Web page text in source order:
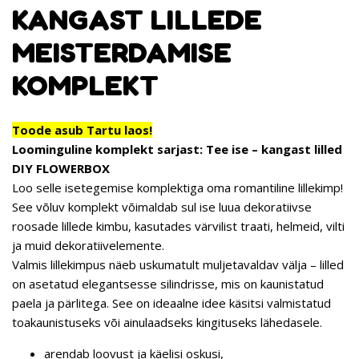
KANGAST LILLEDE
MEISTERDAMISE
KOMPLEKT
Toode asub Tartu laos!
Loominguline komplekt sarjast: Tee ise – kangast lilled
DIY FLOWERBOX
Loo selle isetegemise komplektiga oma romantiline lillekimp!
See võluv komplekt võimaldab sul ise luua dekoratiivse
roosade lillede kimbu, kasutades värvilist traati, helmeid, vilti
ja muid dekoratiivelemente.
Valmis lillekimpus näeb uskumatult muljetavaldav välja – lilled
on asetatud elegantsesse silindrisse, mis on kaunistatud
paela ja pärlitega. See on ideaalne idee käsitsi valmistatud
toakaunistuseks või ainulaadseks kingituseks lähedasele.
arendab loovust ja käelisi oskusi,